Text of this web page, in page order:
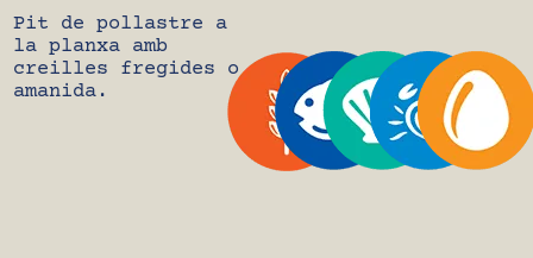
Pit de pollastre a
la planxa amb
creilles fregides o
amanida.